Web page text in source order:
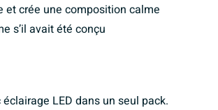
et crée une composition calme
s’il avait été conçu
LED dans un seul pack.